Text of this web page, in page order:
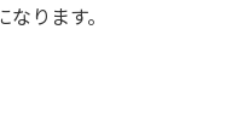
ります。